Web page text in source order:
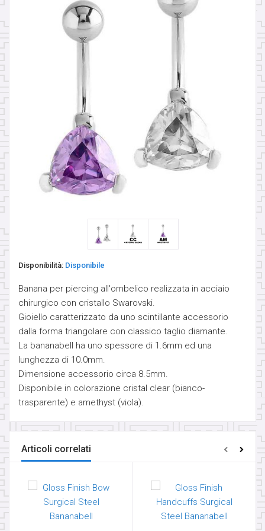
ORECCHINI IN OTTONE
PENDENTI PIETRE NATURALI - PEZZI UNICI
PESI PER LOBI - PICCHE
SCUDI E CLICKER DA CAPEZZOLO
SEPTUM
TRANSDERMAL & IMPLANT
GANCI PER PENDENTI
OPALI
ORECCHIO
CHARMS
Disponibilità: Disponibile
Banana per piercing all'ombelico realizzata in acciaio
chirurgico con cristallo Swarovski.
Gioiello caratterizzato da uno scintillante accessorio
dalla forma triangolare con classico taglio diamante.
La bananabell ha uno spessore di 1.6mm ed una
lunghezza di 10.0mm.
Dimensione accessorio circa 8.5mm.
Disponibile in colorazione cristal clear (bianco-
trasparente) e amethyst (viola).
Articoli correlati